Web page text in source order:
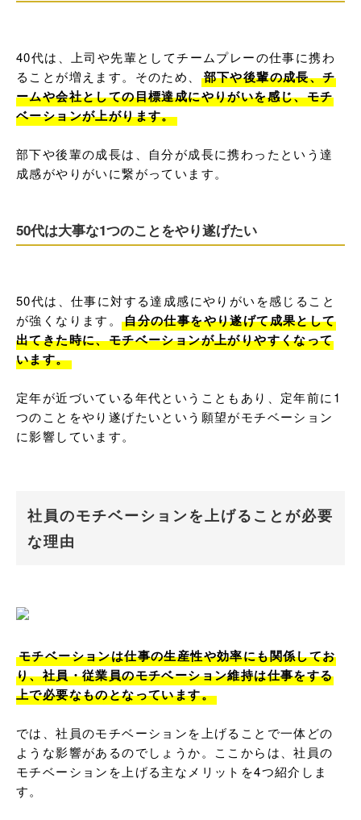
40代は、上司や先輩としてチームプレーの仕事に携わ
ることが増えます。そのため、
部下や後輩の成長、チ
ームや会社としての目標達成にやりがいを感じ、モチ
ベーションが上がります。
部下や後輩の成長は、自分が成長に携わったという達
成感がやりがいに繋がっています。
50代は大事な1つのことをやり遂げたい
50代は、仕事に対する達成感にやりがいを感じること
が強くなります。自分の仕事をやり遂げて成果として
出てきた時に、モチベーションが上がりやすくなって
います。
定年が近づいている年代ということもあり、定年前に1
つのことをやり遂げたいという願望がモチベーション
に影響しています。
社員のモチベーションを上げることが必要
な理由
モチベーションは仕事の生産性や効率にも関係してお
り、社員・従業員のモチベーション維持は仕事をする
上で必要なものとなっています。
では、社員のモチベーションを上げることで一体どの
ような影響があるのでしょうか。ここからは、社員の
モチベーションを上げる主なメリットを4つ紹介しま
す。